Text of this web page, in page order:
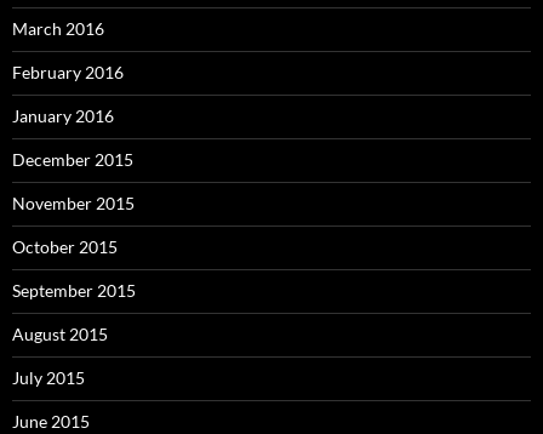
March 2016
February 2016
January 2016
December 2015
November 2015
October 2015
September 2015
August 2015
July 2015
June 2015